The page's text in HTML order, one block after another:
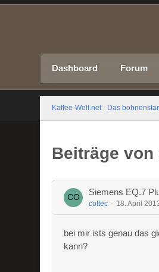
Dashboard Forum
Kaffee-Welt.net - Das
Beiträge von
Siemens EQ.7
cottec 18. April
bei mir ists genau das
kann?